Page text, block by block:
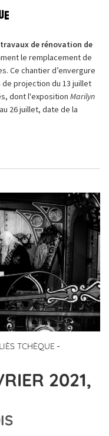
de rénovation de
le remplacement de
Ce chantier d’envergure
projection du 13 juillet
dont l'exposition Marilyn
26 juillet, date de la
TCHÈQUE -
2021,